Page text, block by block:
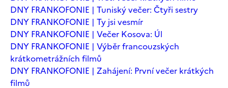
DNY FRANKOFONIE | Tuniský večer: Čtyři sestry
DNY FRANKOFONIE | Ty jsi vesmír
DNY FRANKOFONIE | Večer Kosova: Úl
DNY FRANKOFONIE | Výběr francouzských
krátkometrážních filmů
DNY FRANKOFONIE | Zahájení: První večer krátkých
filmů